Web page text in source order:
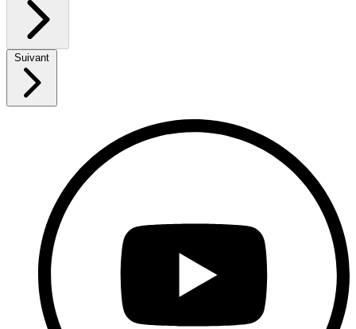
Suivant